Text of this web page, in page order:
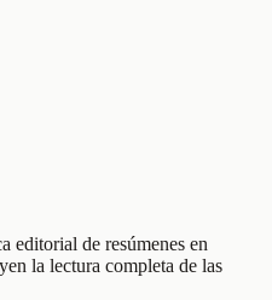
editorial de resúmenes en
la lectura completa de las